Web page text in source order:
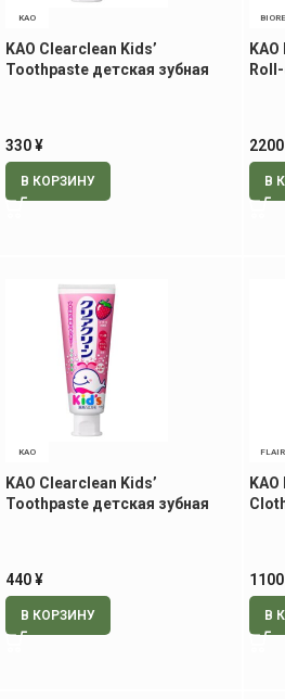
KAO
KAO Clearclean Kids’
Toothpaste детская зубная
330¥
В КОРЗИНУ
BIORE
2200
В
KAO
KAO Clearclean Kids’
Toothpaste детская зубная
440¥
В КОРЗИНУ
1100
В